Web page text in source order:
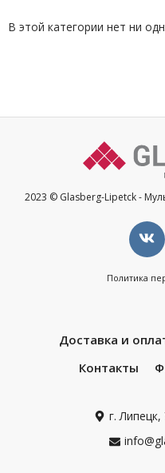
В этой категории нет ни
2023 © Glasberg-Lipetck -
Политика
Доставка и
Контакты
г.